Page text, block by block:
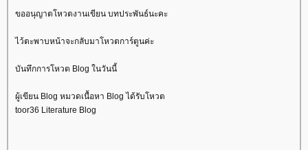
ขออนุญาตโหวตงานเขียน บทประพันธ์นะคะ
ไว้ตะพาบหน้าจะกลับมาโหวตการ์ตูนค่ะ
บันทึกการโหวต Blog ในวันนี้
ผู้เขียน Blog หมวดเนื้อหา Blog ได้รับโหวต
toor36 Literature Blog